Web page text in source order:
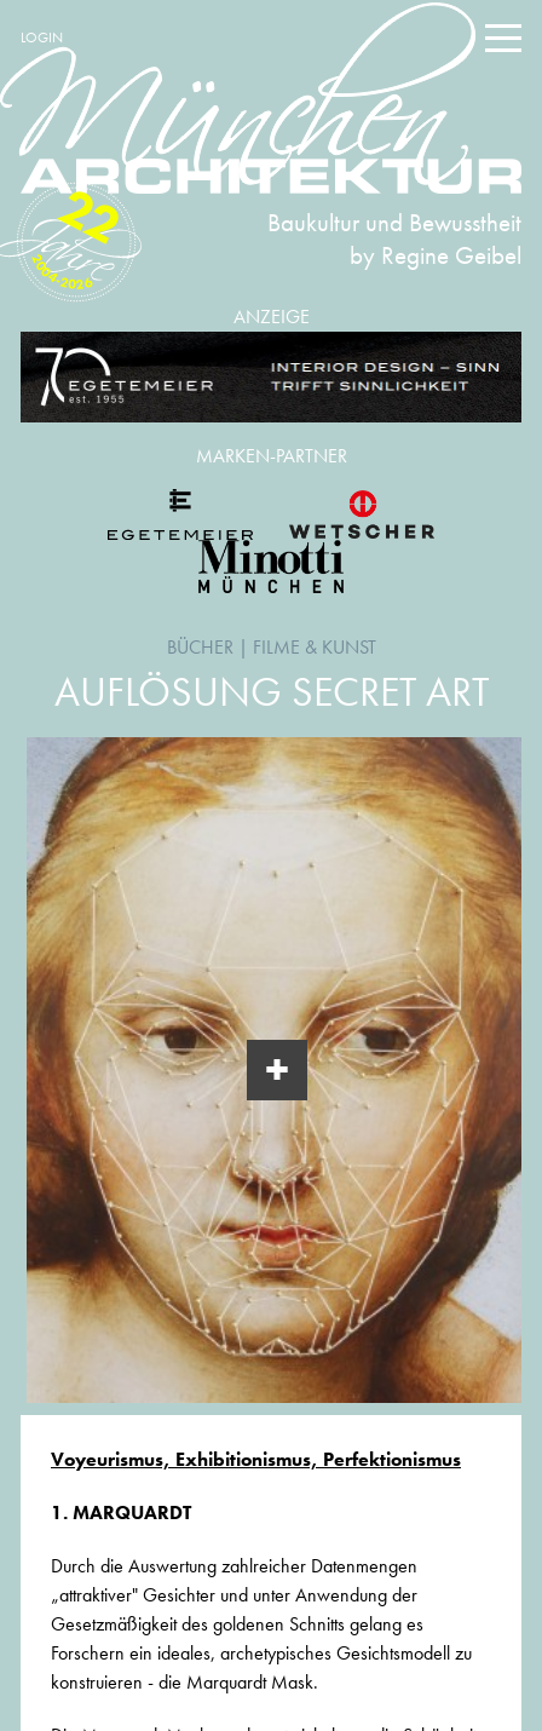
LOGIN
Baukultur und Bewusstheit
by Regine Geibel
2004-2026
22
ANZEIGE
BÜCHER | FILME & KUNST
AUFLÖSUNG SECRET ART
Voyeurismus, Exhibitionismus, Perfektionismus
1. MARQUARDT
Durch die Auswertung zahlreicher Datenmengen
„attraktiver" Gesichter und unter Anwendung der
Gesetzmäßigkeit des goldenen Schnitts gelang es
Forschern ein ideales, archetypisches Gesichtsmodell zu
konstruieren - die Marquardt Mask.